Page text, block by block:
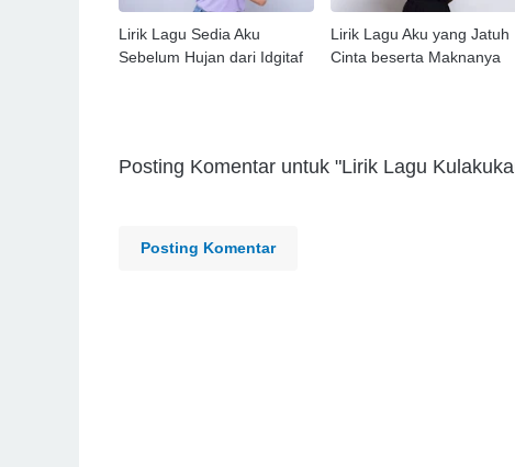
Lirik Lagu Sedia Aku
Sebelum Hujan dari Idgitaf
Lirik Lagu Aku yang Jatuh
Cinta beserta Maknanya
Posting Komentar untuk "Lirik Lagu
Posting Komentar